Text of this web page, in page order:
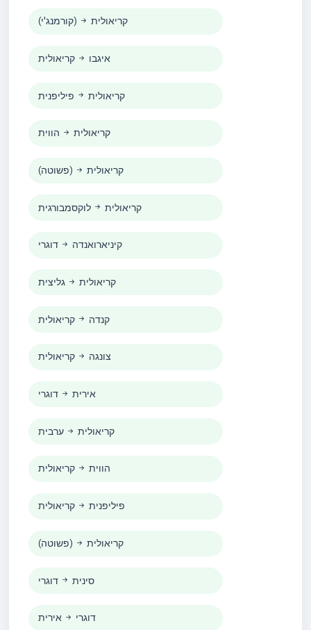
(קורמנג'י) קריאולית
איגבו קריאולית
קריאולית פיליפנית
קריאולית הווית
(פשוטה) קריאולית
קריאולית לוקסמבורגית
קיניארואנדה דוגרי
קריאולית גליצית
קנדה קריאולית
צונגה קריאולית
אירית דוגרי
קריאולית ערבית
הווית קריאולית
פיליפנית קריאולית
קריאולית (פשוטה)
סינית דוגרי
דוגרי אירית